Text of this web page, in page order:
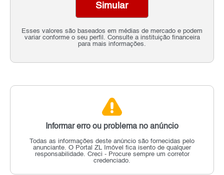
Esses valores são baseados em médias de mercado e podem
variar conforme o seu perfil. Consulte a instituição financeira
para mais informações.
Simular
Informar erro ou problema no anúncio
Todas as informações deste anúncio são fornecidas pelo
anunciante. O Portal ZL Imóvel fica isento de qualquer
responsabilidade. Creci - Procure sempre um corretor
credenciado.